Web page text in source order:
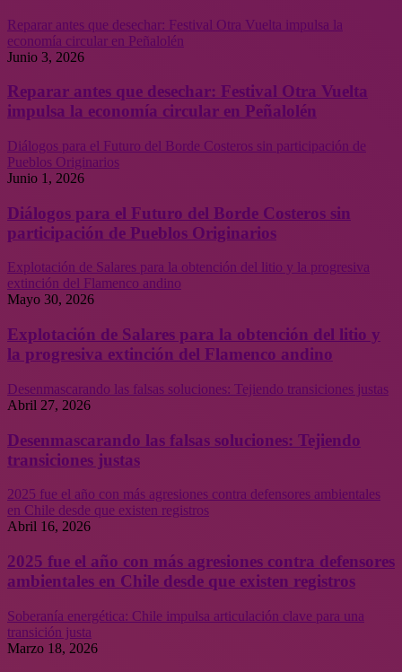
Reparar antes que desechar: Festival Otra Vuelta impulsa la
economía circular en Peñalolén
Junio 3, 2026
Reparar antes que desechar: Festival Otra Vuelta
impulsa la economía circular en Peñalolén
Diálogos para el Futuro del Borde Costeros sin participación de
Pueblos Originarios
Junio 1, 2026
Diálogos para el Futuro del Borde Costeros sin
participación de Pueblos Originarios
Explotación de Salares para la obtención del litio y la progresiva
extinción del Flamenco andino
Mayo 30, 2026
Explotación de Salares para la obtención del litio y
la progresiva extinción del Flamenco andino
Desenmascarando las falsas soluciones: Tejiendo transiciones justas
Abril 27, 2026
Desenmascarando las falsas soluciones: Tejiendo
transiciones justas
2025 fue el año con más agresiones contra defensores ambientales
en Chile desde que existen registros
Abril 16, 2026
2025 fue el año con más agresiones contra defensores
ambientales en Chile desde que existen registros
Soberanía energética: Chile impulsa articulación clave para una
transición justa
Marzo 18, 2026